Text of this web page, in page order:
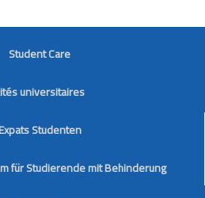
FOOTER
Student Care
universitaires
Studenten
für Studierende mit Behinderung